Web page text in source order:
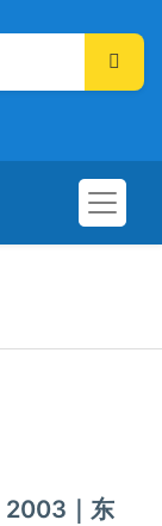
2003｜东